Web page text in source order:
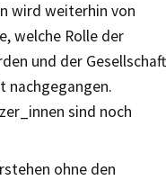
wird weiterhin von
welche Rolle der
und der Gesellschaft
nachgegangen.
sind noch
ohne den